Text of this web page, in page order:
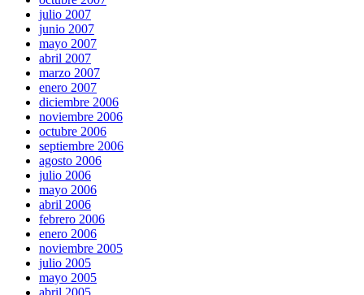
julio 2007
junio 2007
mayo 2007
abril 2007
marzo 2007
enero 2007
diciembre 2006
noviembre 2006
octubre 2006
septiembre 2006
agosto 2006
julio 2006
mayo 2006
abril 2006
febrero 2006
enero 2006
noviembre 2005
julio 2005
mayo 2005